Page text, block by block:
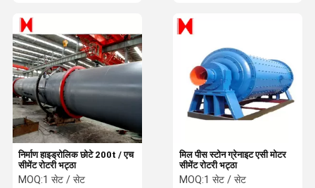
निर्माण हाइड्रोलिक छोटे 200t / एच
सीमेंट रोटरी भट्ठा
MOQ:1 सेट / सेट
मिल पीस स्टोन ग्रेनाइट एसी मोटर
सीमेंट रोटरी भट्ठा
MOQ:1 सेट / सेट